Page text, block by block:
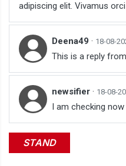
adipiscing elit. Vivamus
Deena49 · 18-08-
This is a reply
newsifier · 18-08-
I am checking now
STAND